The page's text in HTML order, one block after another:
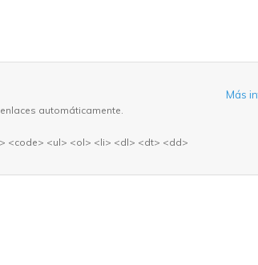
Más
automáticamente.
<code> <ul> <ol> <li> <dl> <dt> <dd>